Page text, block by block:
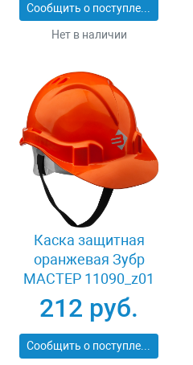
Сообщить о поступлении
Нет в наличии
Каска защитная
оранжевая Зубр
МАСТЕР 11090_z01
212 руб.
Сообщить о поступлении